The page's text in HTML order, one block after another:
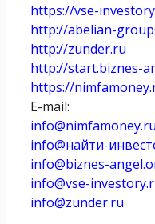
https://vse-
http://abelian-
http://zunder.ru
http://start.biznes-
https://
E-mail:
info@nimfamoney.ru
info@найти-
info@biznes-
info@vse-
info@zunder.ru